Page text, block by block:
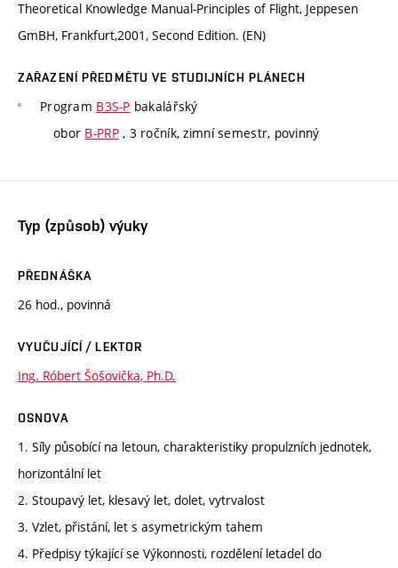
Theoretical Knowledge Manual-Principles of Flight, Jeppesen
GmBH, Frankfurt,2001, Second Edition. (EN)
ZAŘAZENÍ PŘEDMĚTU VE STUDIJNÍCH PLÁNECH
Program B3S-P bakalářský
obor B-PRP, 3 ročník, zimní semestr, povinný
Typ (způsob) výuky
PŘEDNÁŠKA
26 hod., povinná
VYUČUJÍCÍ / LEKTOR
Ing. Róbert Šošovička, Ph.D.
OSNOVA
1. Síly působící na letoun, charakteristiky propulzních jednotek,
horizontální let
2. Stoupavý let, klesavý let, dolet, vytrvalost
3. Vzlet, přistání, let s asymetrickým tahem
4. Předpisy týkající se Výkonnosti, rozdělení letadel do